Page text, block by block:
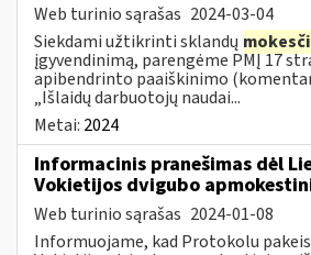
Web turinio sąrašas 2024-03-04
Siekdami užtikrinti sklandų
įgyvendinimą, parengėme PMĮ 17
apibendrinto paaiškinimo
„Išlaidų darbuotojų naudai...
Metai: 2024
Informacinis pranešimas dėl
Vokietijos dvigubo
Web turinio sąrašas 2024-01-08
Informuojame, kad Protokolu